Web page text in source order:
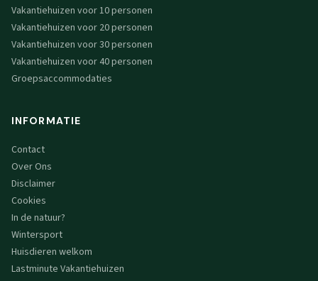
Vakantiehuizen voor 10 personen
Vakantiehuizen voor 20 personen
Vakantiehuizen voor 30 personen
Vakantiehuizen voor 40 personen
Groepsaccommodaties
INFORMATIE
Contact
Over Ons
Disclaimer
Cookies
In de natuur?
Wintersport
Huisdieren welkom
Lastminute Vakantiehuizen